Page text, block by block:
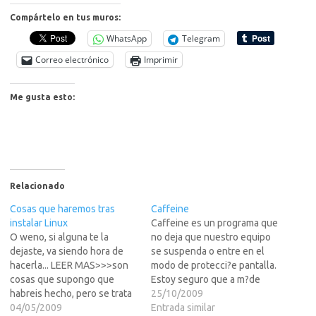
Compártelo en tus muros:
WhatsApp
Telegram
Correo electrónico
Imprimir
Me gusta esto:
Relacionado
Cosas que haremos tras
instalar Linux
O weno, si alguna te la
dejaste, va siendo hora de
hacerla... LEER MAS>>>son
cosas que supongo que
habreis hecho, pero se trata
de un: "por
04/05/2009
Caffeine
Caffeine es un programa que
no deja que nuestro equipo
se suspenda o entre en el
modo de protecci?e pantalla.
Estoy seguro que a m?de
uno les pasa que estamos
viendo alguna pel?la o
25/10/2009
Entrada similar